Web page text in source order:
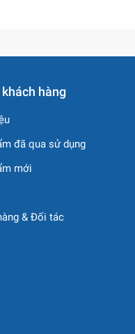
hàng
đã qua sử dụng
mới
& Đối tác